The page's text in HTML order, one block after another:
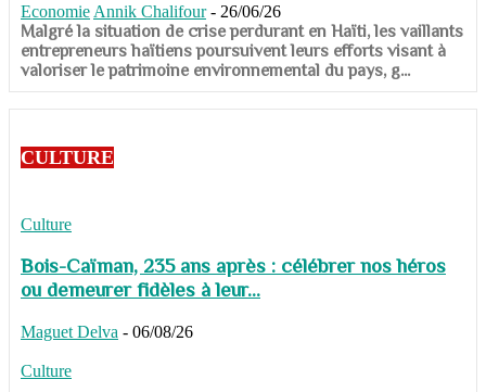
Economie Annik Chalifour - 26/06/26
​​​​​​​Malgré la situation de crise perdurant en Haïti, les vaillants
entrepreneurs haïtiens poursuivent leurs efforts visant à
valoriser le patrimoine environnemental du pays, g...
CULTURE
Culture
Bois-Caïman, 235 ans après : célébrer nos héros
ou demeurer fidèles à leur...
Maguet Delva - 06/08/26
Culture